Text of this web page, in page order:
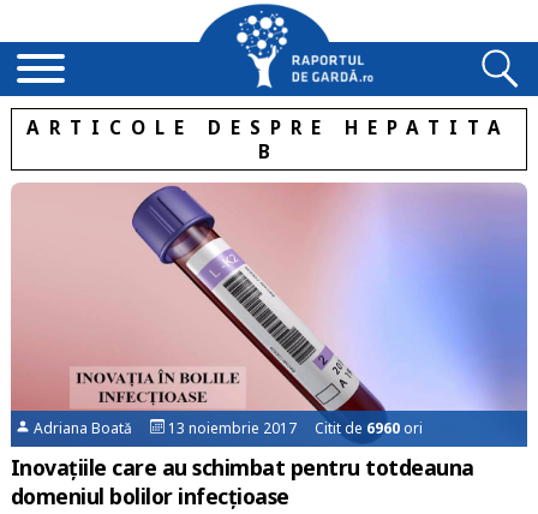
ARTICOLE DESPRE HEPATITA
B
Adriana Boată 13 noiembrie 2017 Citit de 6960ori
Inovațiile care au schimbat pentru totdeauna
domeniul bolilor infecțioase